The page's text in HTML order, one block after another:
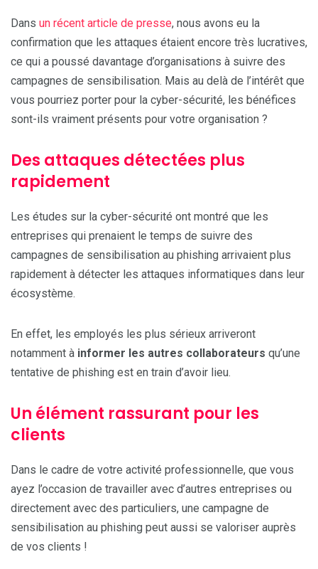
Dans un récent article de presse, nous avons eu la
confirmation que les attaques étaient encore très lucratives,
ce qui a poussé davantage d’organisations à suivre des
campagnes de sensibilisation. Mais au delà de l’intérêt que
vous pourriez porter pour la cyber-sécurité, les bénéfices
sont-ils vraiment présents pour votre organisation ?
Des attaques détectées plus
rapidement
Les études sur la cyber-sécurité ont montré que les
entreprises qui prenaient le temps de suivre des
campagnes de sensibilisation au phishing arrivaient plus
rapidement à détecter les attaques informatiques dans leur
écosystème.
En effet, les employés les plus sérieux arriveront
notamment à informer les autres collaborateurs qu’une
tentative de phishing est en train d’avoir lieu.
Un élément rassurant pour les
clients
Dans le cadre de votre activité professionnelle, que vous
ayez l’occasion de travailler avec d’autres entreprises ou
directement avec des particuliers, une campagne de
sensibilisation au phishing peut aussi se valoriser auprès
de vos clients !